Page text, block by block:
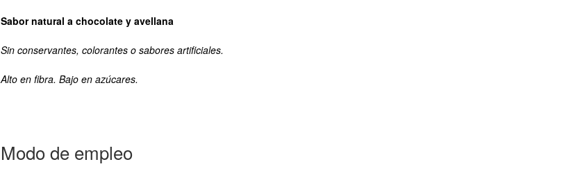
Sabor natural a chocolate y avellana
Sin conservantes, colorantes o sabores artificiales.
Alto en fibra. Bajo en azúcares.
Modo de empleo